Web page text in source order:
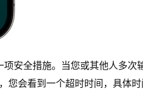
安全措施。当您或其他人多
会看到一个超时时间，具体时